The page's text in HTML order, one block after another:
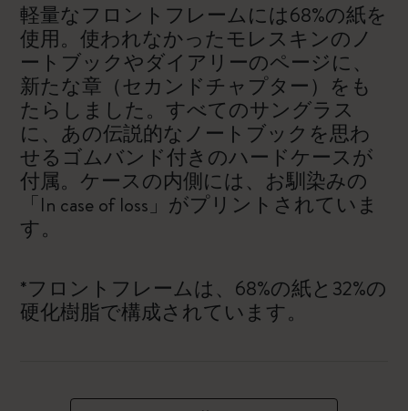
軽量なフロントフレームには68%の紙を
使用。使われなかったモレスキンのノ
ートブックやダイアリーのページに、
新たな章（セカンドチャプター）をも
たらしました。すべてのサングラス
に、あの伝説的なノートブックを思わ
せるゴムバンド付きのハードケースが
付属。ケースの内側には、お馴染みの
「In case of loss」がプリントされていま
す。
*フロントフレームは、68%の紙と32%の
硬化樹脂で構成されています。